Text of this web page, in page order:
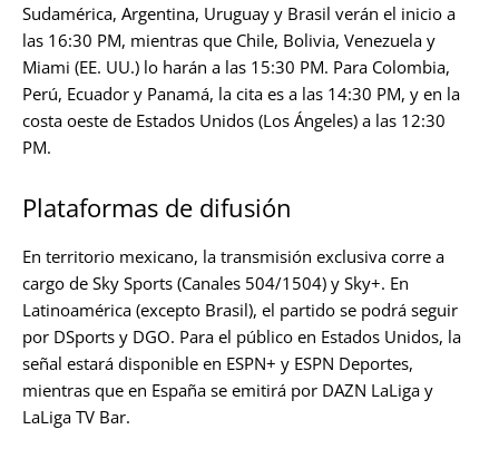
Sudamérica, Argentina, Uruguay y Brasil verán el inicio a
las 16:30 PM, mientras que Chile, Bolivia, Venezuela y
Miami (EE. UU.) lo harán a las 15:30 PM. Para Colombia,
Perú, Ecuador y Panamá, la cita es a las 14:30 PM, y en la
costa oeste de Estados Unidos (Los Ángeles) a las 12:30
PM.
Plataformas de difusión
En territorio mexicano, la transmisión exclusiva corre a
cargo de Sky Sports (Canales 504/1504) y Sky+. En
Latinoamérica (excepto Brasil), el partido se podrá seguir
por DSports y DGO. Para el público en Estados Unidos, la
señal estará disponible en ESPN+ y ESPN Deportes,
mientras que en España se emitirá por DAZN LaLiga y
LaLiga TV Bar.